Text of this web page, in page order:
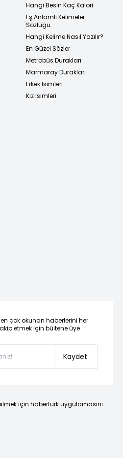
Hangi Besin Kaç Kalori
Eş Anlamlı Kelimeler
Sözlüğü
Hangi Kelime Nasıl Yazılır?
En Güzel Sözler
Metrobüs Durakları
Marmaray Durakları
Erkek İsimleri
Kız İsimleri
çok okunan haberlerini her
etmek için bültene üye
Kaydet
için habertürk uygulamasını